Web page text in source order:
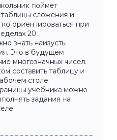
поймет
сложения и
ориентироваться при
20.
знать наизусть
Это в будущем
многозначных чисел.
составить таблицу и
столе.
учебника можно
задания на